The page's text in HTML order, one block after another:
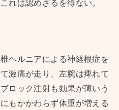
れは認めざるを得ない。
ヘルニアによる神経根症を
激痛が走り、左腕は痺れて
ロック注射も効果が薄いう
もかかわらず体重が増える